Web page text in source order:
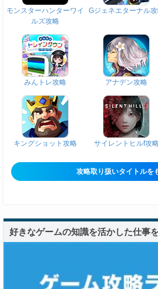
モンスターハンターワイ
ルズ攻略
Gジェネエターナル
みんトレ攻略 アナデン攻略
キングショット攻略 サイレントヒルf攻
攻略取り扱いタイトルを
好きなゲームの知識を活かした仕事